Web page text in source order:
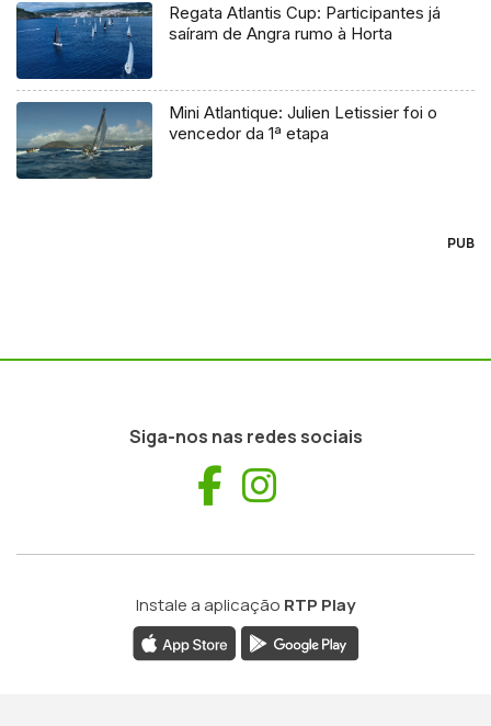
Regata Atlantis Cup: Participantes já
saíram de Angra rumo à Horta
Mini Atlantique: Julien Letissier foi o
vencedor da 1ª etapa
PUB
Siga-nos nas redes sociais
Facebook
Instale a aplicação RTP Play